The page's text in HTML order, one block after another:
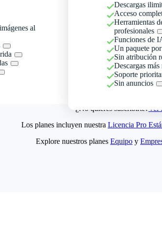
al
Descargas
Acceso
Herramientas
profesionales
Funciones de
Un paquete
Sin atribución
Descargas más
Soporte
Sin anuncios
¿No quieres suscribirte?Ver
Los planes incluyen nuestra Licencia Pro
Explore nuestros planes Equipo y